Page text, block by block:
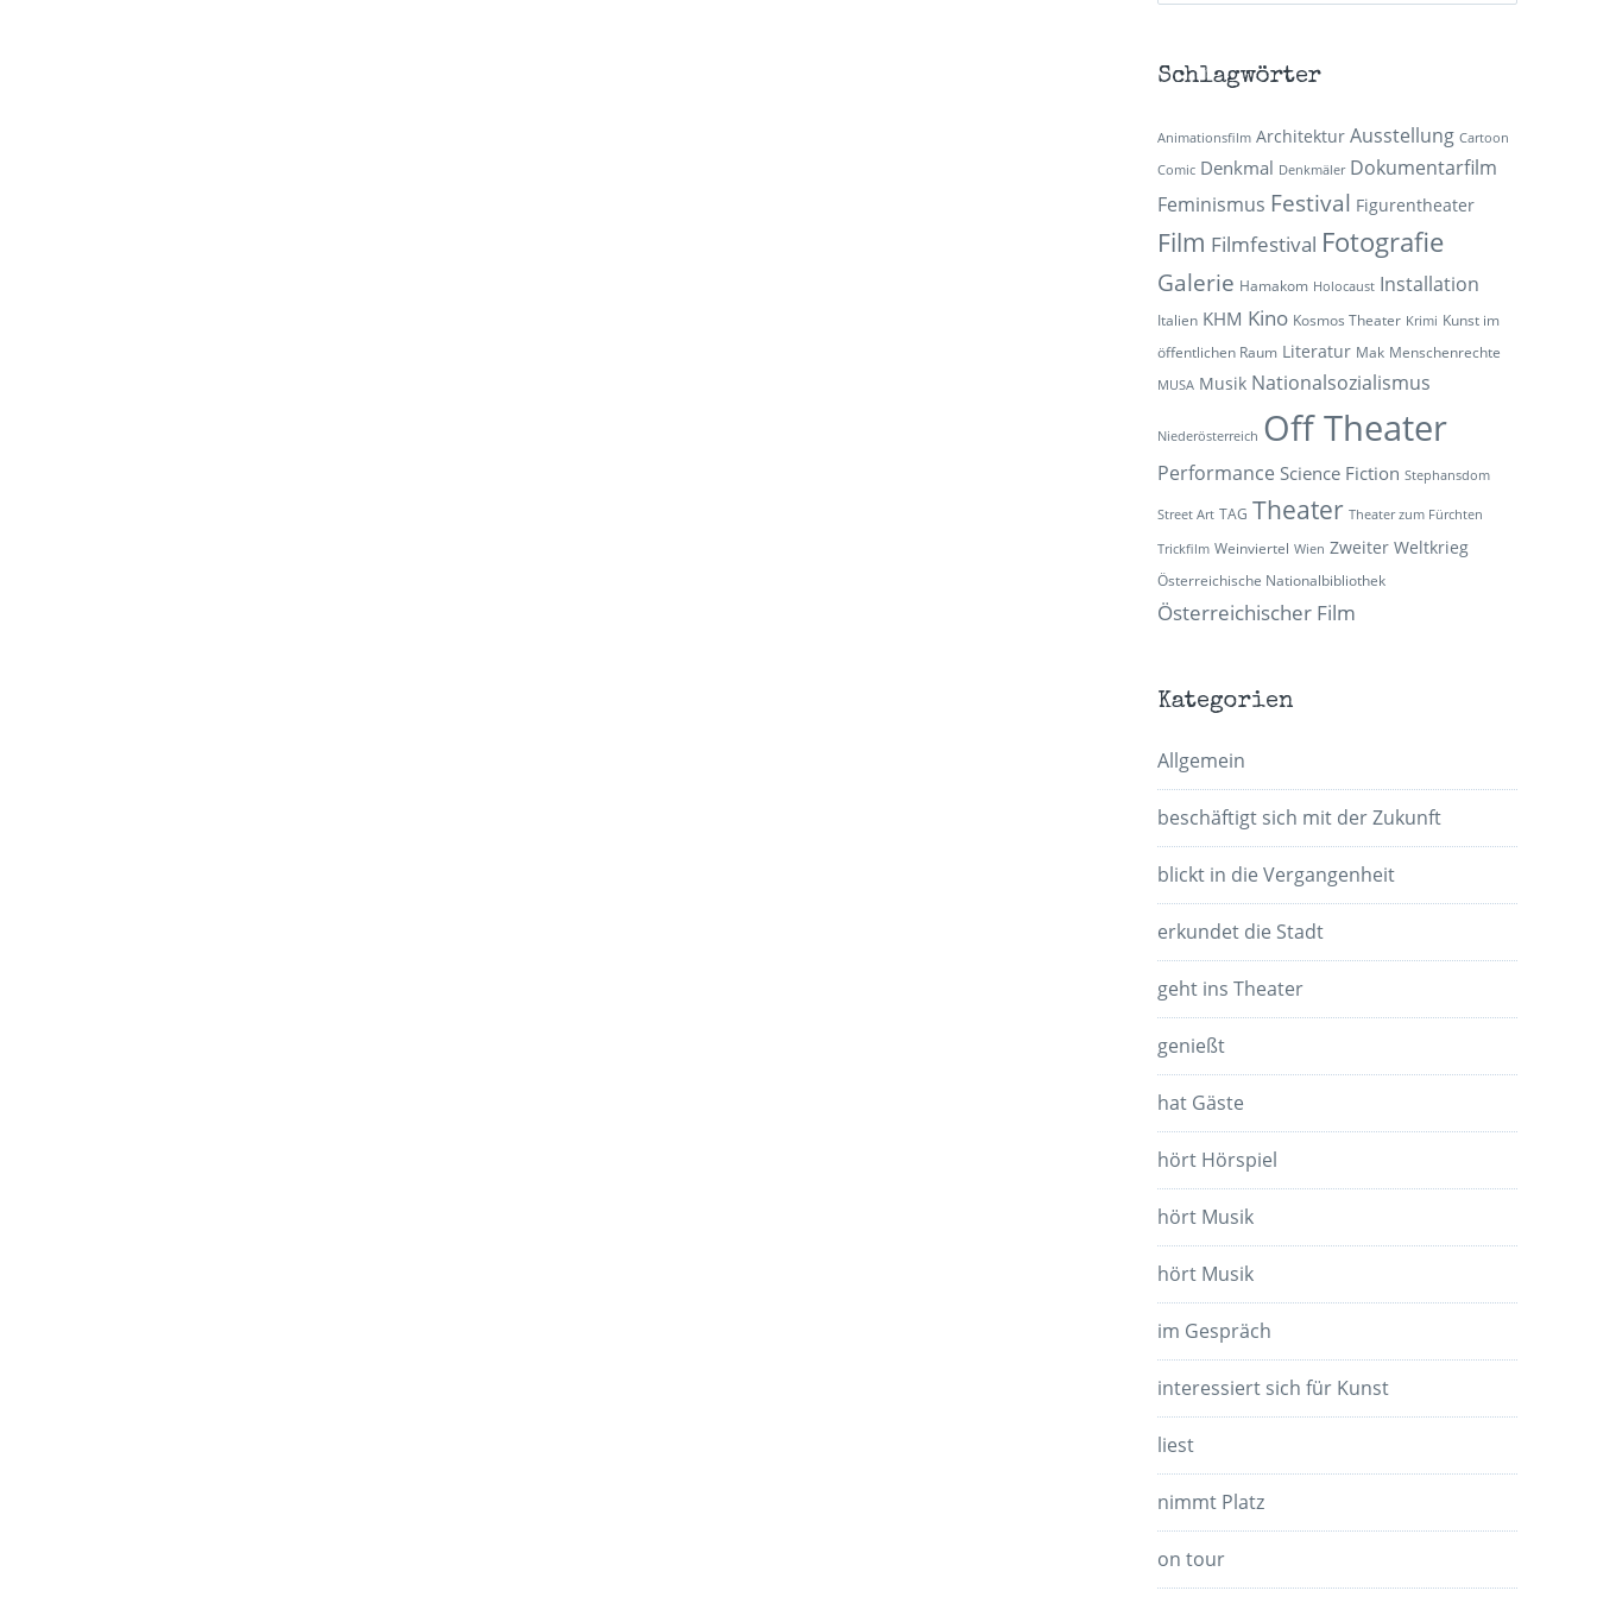
Schlagwörter
Animationsfilm Architektur Ausstellung Cartoon
Comic Denkmal Denkmäler Dokumentarfilm
Feminismus Festival Figurentheater
Film Filmfestival Fotografie
Galerie Hamakom Holocaust Installation
Italien KHM Kino Kosmos Theater Krimi Kunst im
öffentlichen Raum Literatur Mak Menschenrechte
MUSA Musik Nationalsozialismus
Niederösterreich Off Theater
Performance Science Fiction Stephansdom
Street Art TAG Theater Theater zum Fürchten
Trickfilm Weinviertel Wien Zweiter Weltkrieg
Österreichische Nationalbibliothek
Österreichischer Film
Kategorien
Allgemein
beschäftigt sich mit der Zukunft
blickt in die Vergangenheit
erkundet die Stadt
geht ins Theater
genießt
hat Gäste
hört Hörspiel
hört Musik
hört Musik
im Gespräch
interessiert sich für Kunst
liest
nimmt Platz
on tour